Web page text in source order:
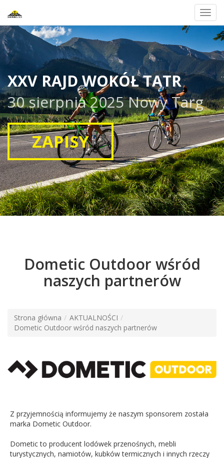
XXV RAJD WOKÓŁ TATR
30 sierpnia 2025 Nowy Targ
ZAPISY
Dometic Outdoor wśród
naszych partnerów
Strona główna
AKTUALNOŚCI
Dometic Outdoor wśród naszych partnerów
Z przyjemnością informujemy że naszym sponsorem została
marka Dometic Outdoor.
Dometic to producent lodówek przenośnych, mebli
turystycznych, namiotów, kubków termicznych i innych rzeczy